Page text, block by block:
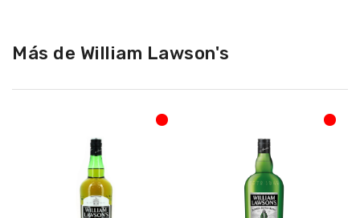
Más de William Lawson's